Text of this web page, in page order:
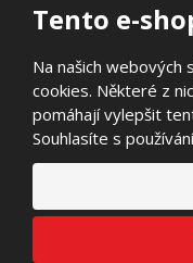
Tento e-
Na našich webových
cookies. Některé z
pomáhají vylepšit
Souhlasíte s
©
Prohlášení o přístupnosti